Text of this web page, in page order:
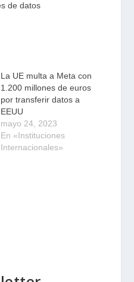
de datos
La UE multa a Meta con
1.200 millones de euros
por transferir datos a
EEUU
mayo 24, 2023
En «Instituciones
Internacionales»